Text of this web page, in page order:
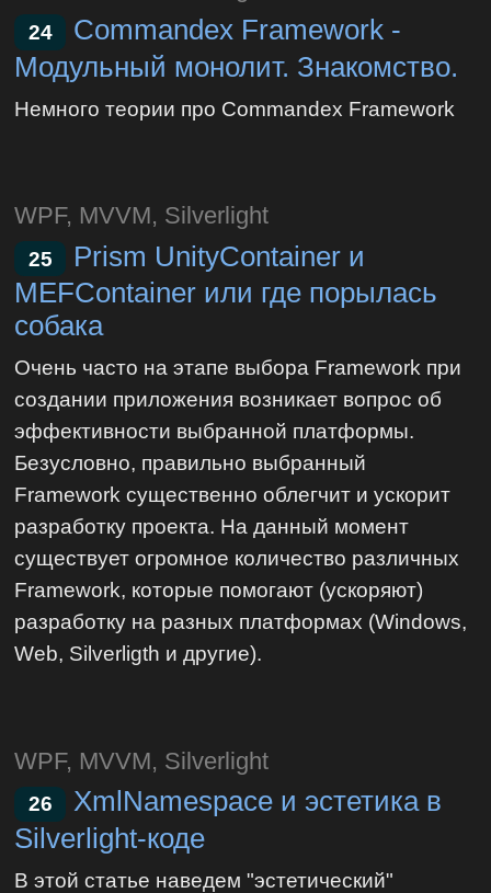
24
Commandex Framework -
Модульный монолит. Знакомство.
Немного теории про Commandex Framework
WPF, MVVM, Silverlight
25
Prism UnityContainer и
MEFContainer или где порылась
собака
Очень часто на этапе выбора Framework при
создании приложения возникает вопрос об
эффективности выбранной платформы.
Безусловно, правильно выбранный
Framework существенно облегчит и ускорит
разработку проекта. На данный момент
существует огромное количество различных
Framework, которые помогают (ускоряют)
разработку на разных платформах (Windows,
Web, Silverligth и другие).
WPF, MVVM, Silverlight
26
XmlNamespace и эстетика в
Silverlight-коде
В этой статье наведем "эстетический"